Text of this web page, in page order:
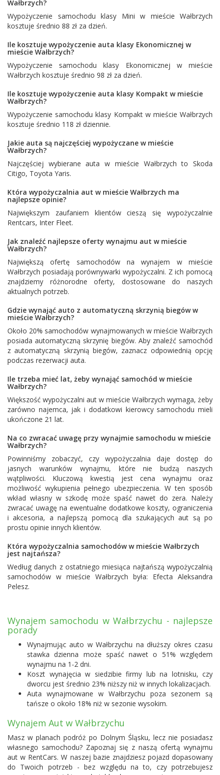
Wałbrzych?
Wypożyczenie samochodu klasy Mini w mieście Wałbrzych
kosztuje średnio 88 zł za dzień.
Ile kosztuje wypożyczenie auta klasy Ekonomicznej w
mieście Wałbrzych?
Wypożyczenie samochodu klasy Ekonomicznej w mieście
Wałbrzych kosztuje średnio 98 zł za dzień.
Ile kosztuje wypożyczenie auta klasy Kompakt w mieście
Wałbrzych?
Wypożyczenie samochodu klasy Kompakt w mieście Wałbrzych
kosztuje średnio 118 zł dziennie.
Jakie auta są najczęściej wypożyczane w mieście
Wałbrzych?
Najczęściej wybierane auta w mieście Wałbrzych to Skoda
Citigo, Toyota Yaris.
Która wypożyczalnia aut w mieście Wałbrzych ma
najlepsze opinie?
Największym zaufaniem klientów cieszą się wypożyczalnie
Rentcars, Inter Fleet.
Jak znaleźć najlepsze oferty wynajmu aut w mieście
Wałbrzych?
Największą ofertę samochodów na wynajem w mieście
Wałbrzych posiadają porównywarki wypożyczalni. Z ich pomocą
znajdziemy różnorodne oferty, dostosowane do naszych
aktualnych potrzeb.
Gdzie wynająć auto z automatyczną skrzynią biegów w
mieście Wałbrzych?
Około 20% samochodów wynajmowanych w mieście Wałbrzych
posiada automatyczną skrzynię biegów. Aby znaleźć samochód
z automatyczną skrzynią biegów, zaznacz odpowiednią opcję
podczas rezerwacji auta.
Ile trzeba mieć lat, żeby wynająć samochód w mieście
Wałbrzych?
Większość wypożyczalni aut w mieście Wałbrzych wymaga, żeby
zarówno najemca, jak i dodatkowi kierowcy samochodu mieli
ukończone 21 lat.
Na co zwracać uwagę przy wynajmie samochodu w mieście
Wałbrzych?
Powinniśmy zobaczyć, czy wypożyczalnia daje dostęp do
jasnych warunków wynajmu, które nie budzą naszych
wątpliwości. Kluczową kwestią jest cena wynajmu oraz
możliwość wykupienia pełnego ubezpieczenia. W ten sposób
wkład własny w szkodę może spaść nawet do zera. Należy
zwracać uwagę na ewentualne dodatkowe koszty, ograniczenia
i akcesoria, a najlepszą pomocą dla szukających aut są po
prostu opinie innych klientów.
Która wypożyczalnia samochodów w mieście Wałbrzych
jest najtańsza?
Według danych z ostatniego miesiąca najtańszą wypożyczalnią
samochodów w mieście Wałbrzych była: Efecta Aleksandra
Pelesz.
Wynajem samochodu w Wałbrzychu - najlepsze
porady
Wynajmując auto w Wałbrzychu na dłuższy okres czasu
stawka dzienna może spaść nawet o 51% względem
wynajmu na 1-2 dni.
Koszt wynajęcia w siedzibie firmy lub na lotnisku, czy
dworcu jest średnio 23% niższy niż w innych lokalizacjach.
Auta wynajmowane w Wałbrzychu poza sezonem są
tańsze o około 18% niż w sezonie wysokim.
Wynajem Aut w Wałbrzychu
Masz w planach podróż po Dolnym Śląsku, lecz nie posiadasz
własnego samochodu? Zapoznaj się z naszą ofertą wynajmu
aut w RentCars. W naszej bazie znajdziesz pojazd dopasowany
do Twoich potrzeb - bez względu na to, czy potrzebujesz